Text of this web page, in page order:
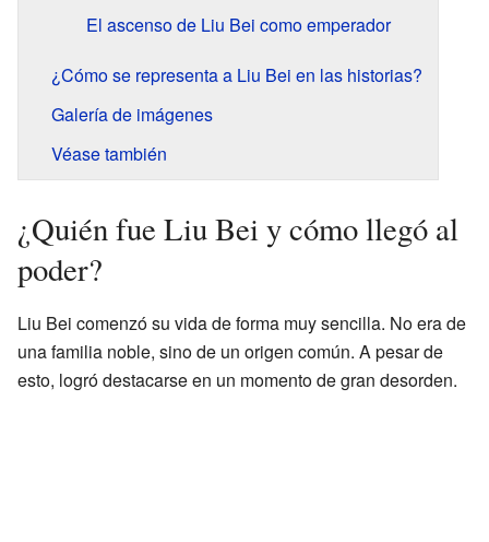
El ascenso de Liu Bei como emperador
¿Cómo se representa a Liu Bei en las historias?
Galería de imágenes
Véase también
¿Quién fue Liu Bei y cómo llegó al
poder?
Liu Bei comenzó su vida de forma muy sencilla. No era de
una familia noble, sino de un origen común. A pesar de
esto, logró destacarse en un momento de gran desorden.